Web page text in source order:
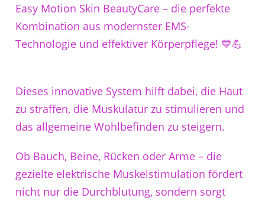
Easy Motion Skin BeautyCare – die perfekte
Kombination aus modernster EMS-
Technologie und effektiver Körperpflege! 💙💪
Dieses innovative System hilft dabei, die Haut
zu straffen, die Muskulatur zu stimulieren und
das allgemeine Wohlbefinden zu steigern.
Ob Bauch, Beine, Rücken oder Arme – die
gezielte elektrische Muskelstimulation fördert
nicht nur die Durchblutung, sondern sorgt